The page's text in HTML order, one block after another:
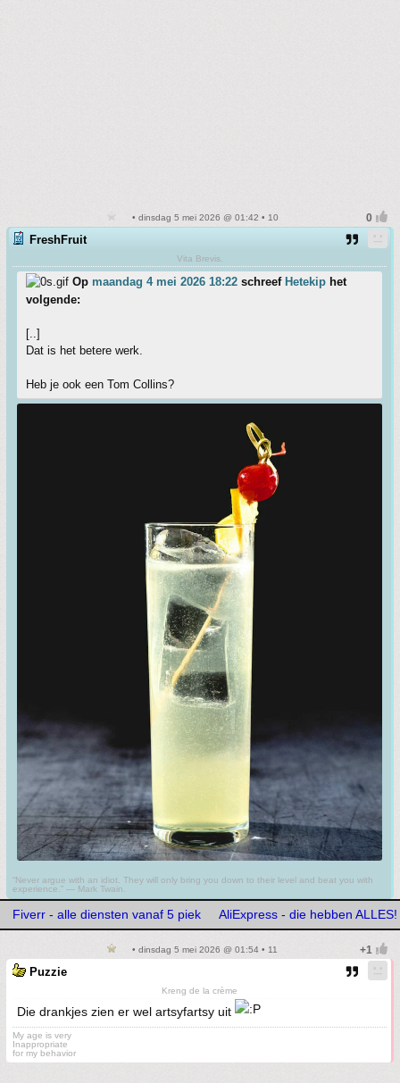
• dinsdag 5 mei 2026 @ 01:42 • 10
FreshFruit
Vita Brevis.
Op maandag 4 mei 2026 18:22 schreef Hetekip het
volgende:
[..]
Dat is het betere werk.
Heb je ook een Tom Collins?
“Never argue with an idiot. They will only bring you down to their level and beat you with
experience.” ― Mark Twain.
Fiverr - alle diensten vanaf 5 piek AliExpress - die hebben ALLES!
• dinsdag 5 mei 2026 @ 01:54 • 11
Puzzie
Kreng de la crème
Die drankjes zien er wel artsyfartsy uit
My age is very
Inappropriate
for my behavior